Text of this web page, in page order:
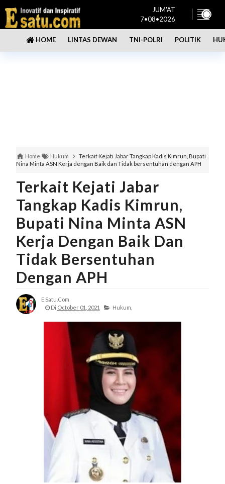
JUM'AT
7•08•2026
HOME LINTAS DEWAN TNI-POLRI POLITIK
Home Hukum
Terkait Kejati Jabar Tangkap Kadis Kimrun, Bupati
Nina Minta ASN Kerja dengan Baik dan Tidak bersentuhan dengan APH
Terkait Kejati Jabar
Tangkap Kadis Kimrun,
Bupati Nina Minta ASN
Kerja Dengan Baik Dan
Tidak Bersentuhan
Dengan APH
E Satu.com
Di October 01, 2021 Hukum,